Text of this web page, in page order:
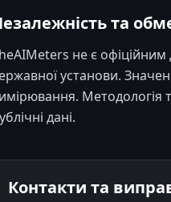
та
не є
установи.
Методологія
дані.
Контакти та